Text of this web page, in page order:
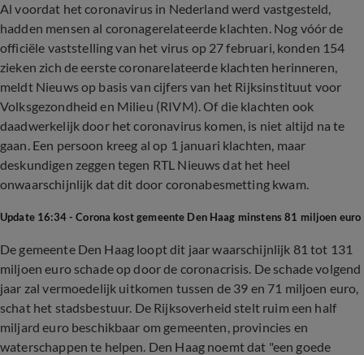
Al voordat het coronavirus in Nederland werd vastgesteld,
hadden mensen al coronagerelateerde klachten. Nog vóór de
officiële vaststelling van het virus op 27 februari, konden 154
zieken zich de eerste coronarelateerde klachten herinneren,
meldt Nieuws op basis van cijfers van het Rijksinstituut voor
Volksgezondheid en Milieu (RIVM). Of die klachten ook
daadwerkelijk door het coronavirus komen, is niet altijd na te
gaan. Een persoon kreeg al op 1 januari klachten, maar
deskundigen zeggen tegen RTL Nieuws dat het heel
onwaarschijnlijk dat dit door coronabesmetting kwam.
Update 16:34 - Corona kost gemeente Den Haag minstens 81 miljoen euro
De gemeente Den Haag loopt dit jaar waarschijnlijk 81 tot 131
miljoen euro schade op door de coronacrisis. De schade volgend
jaar zal vermoedelijk uitkomen tussen de 39 en 71 miljoen euro,
schat het stadsbestuur. De Rijksoverheid stelt ruim een half
miljard euro beschikbaar om gemeenten, provincies en
waterschappen te helpen. Den Haag noemt dat "een goede